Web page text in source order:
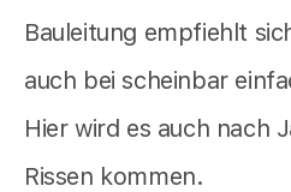
Bauleitung empfiehlt
auch bei scheinbar
Hier wird es auch nach
Rissen kommen.